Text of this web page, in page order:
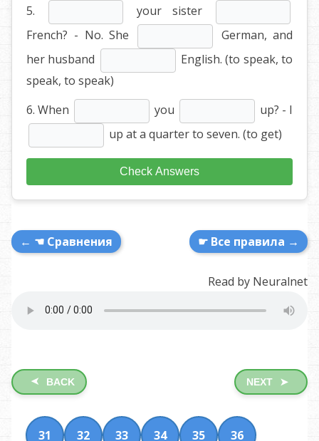
5.
your sister
French? - No. She
German, and
her husband
English. (to speak, to
speak, to speak)
6. When
you
up? - I
up at a quarter to seven. (to get)
Check Answers
← ☚ Сравнения ☛ Все правила →
Read by Neuralnet
➤ BACK NEXT ➤
31 32 33 34 35 36